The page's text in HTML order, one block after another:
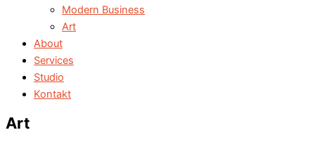
Modern Business
Art
About
Services
Studio
Kontakt
Art